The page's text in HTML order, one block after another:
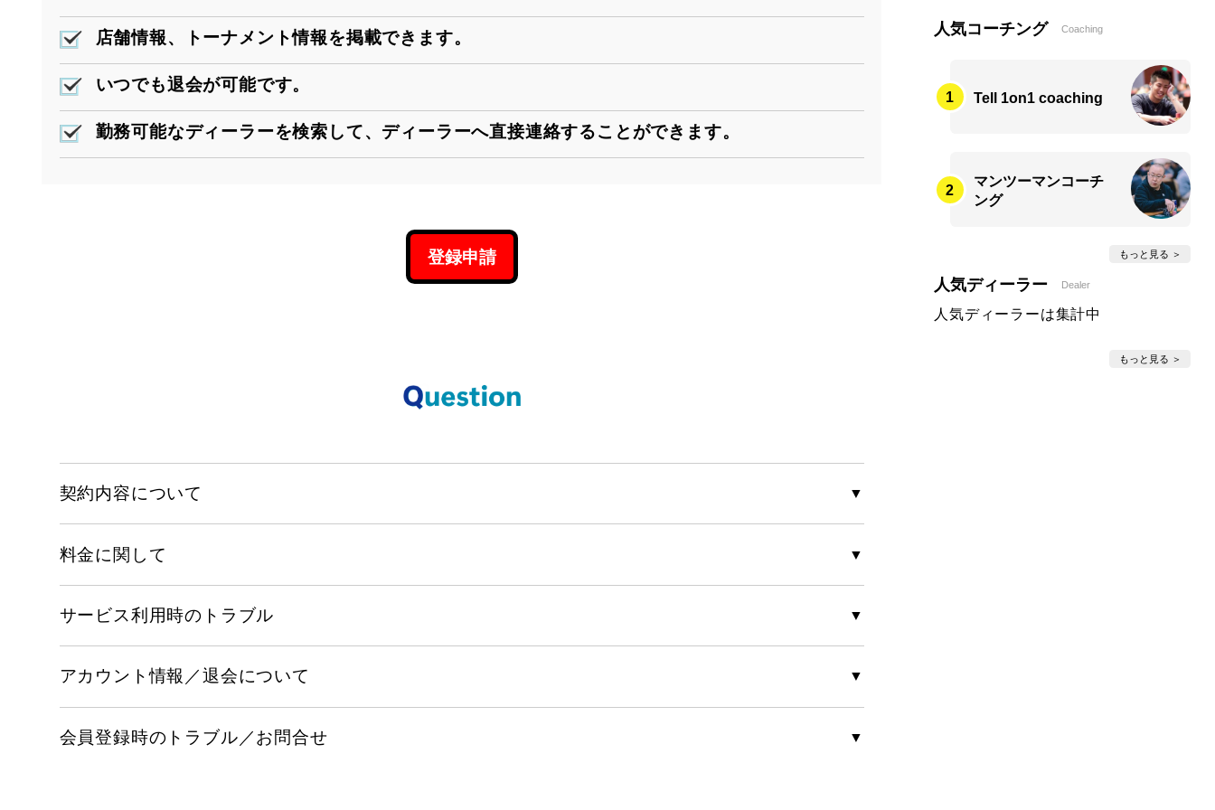
店舗情報、トーナメント情報を掲載できます。
いつでも退会が可能です。
勤務可能なディーラーを検索して、ディーラーへ直接連絡することができます。
登録申請
契約内容について
料金に関して
サービス利用時のトラブル
アカウント情報／退会について
会員登録時のトラブル／お問合せ
人気コーチング Coaching
Tell 1on1 coaching
マンツーマンコーチ
ング
もっと見る
人気ディーラー Dealer
人気ディーラーは集計中
もっと見る